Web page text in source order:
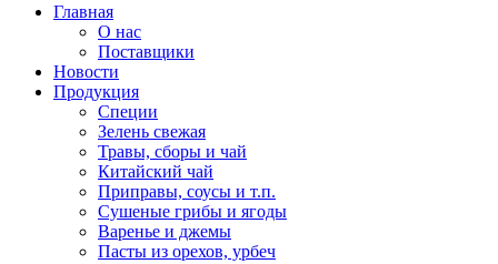
Главная
О нас
Поставщики
Новости
Продукция
Специи
Зелень свежая
Травы, сборы и чай
Китайский чай
Приправы, соусы и т.п.
Сушеные грибы и ягоды
Варенье и джемы
Пасты из орехов, урбеч